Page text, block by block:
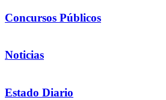
Concursos Públicos
Noticias
Estado Diario